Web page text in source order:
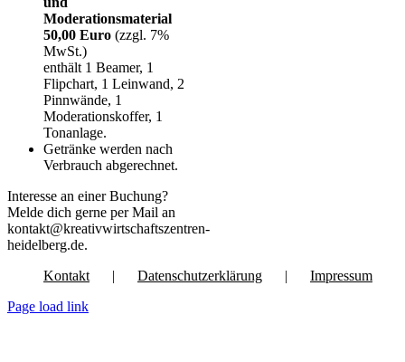
Moderationsmaterial
50,00 Euro (zzgl. 7%
MwSt.)
enthält 1 Beamer, 1
Flipchart, 1 Leinwand, 2
Pinnwände, 1
Moderationskoffer, 1
Tonanlage.
Getränke werden nach
Verbrauch abgerechnet.
Interesse an einer Buchung?
Melde dich gerne per Mail an
kontakt@kreativwirtschaftszentren-
heidelberg.de.
Kontakt
Datenschutzerklärung
Impressum
Page load link